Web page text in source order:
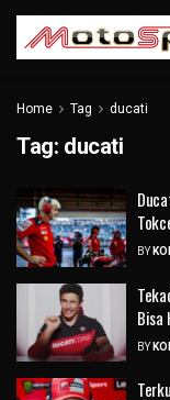
Home Tag ducati
Tag: ducati
BY
Bisa
BY